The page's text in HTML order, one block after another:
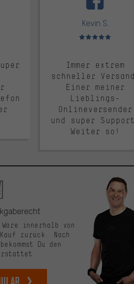
5
Kevin S.
Bewertungen: 5 von 5
Immer extrem
schneller
Einer meiner
Lieblings-
Onlineversender
und super
Weiter so!
innerhalb von
Kauf zurück. Nach
Du den